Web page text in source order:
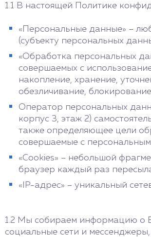
1.1 В настоящей Политике
«Персональные данные» –
(субъекту персональных
«Обработка персональных
совершаемых с
накопление, хранение,
обезличивание,
Оператор персональных
корпус 3, этаж 2)
также определяющее цели
совершаемые с
«Cookies» – небольшой
браузер каждый раз
«IP-адрес» – уникальный
1.2 Мы собираем информацию о
социальные сети и